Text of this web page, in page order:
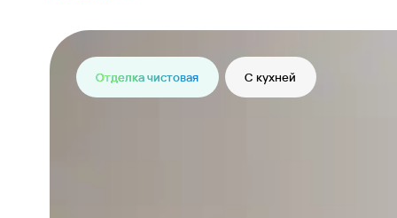
Отделка чистовая С кухней